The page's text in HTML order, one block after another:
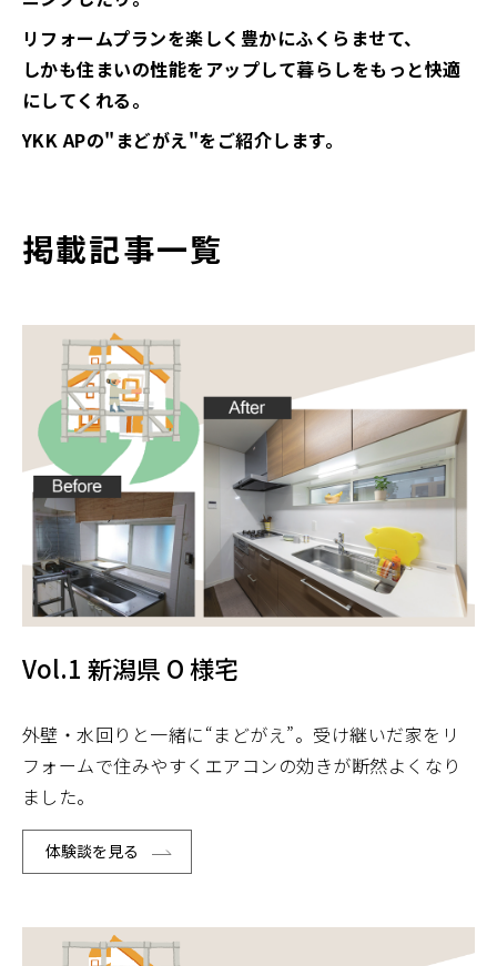
リフォームプランを楽しく豊かにふくらませて、
しかも住まいの性能をアップして暮らしをもっと快適
にしてくれる。
YKK APの"まどがえ"をご紹介します。
掲載記事一覧
Vol.1 新潟県 O 様宅
外壁・水回りと一緒に“まどがえ”。受け継いだ家をリ
フォームで住みやすくエアコンの効きが断然よくなり
ました。
体験談を見る